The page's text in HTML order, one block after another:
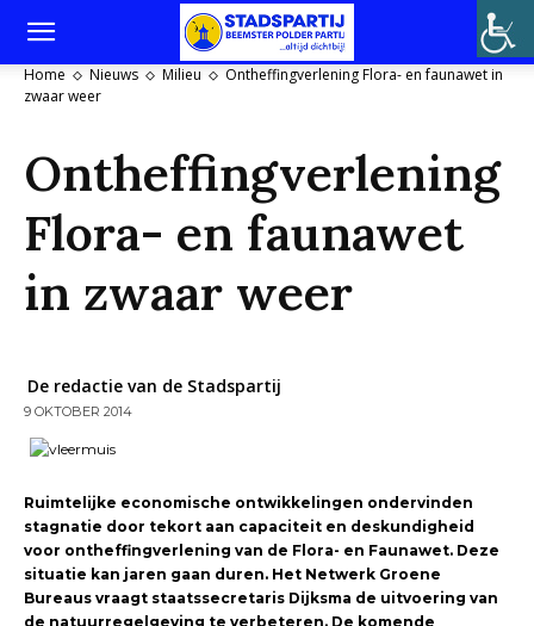
Home Nieuws Milieu
Ontheffingverlening Flora- en faunawet in
zwaar weer
Ontheffingverlening
Flora- en faunawet
in zwaar weer
De redactie van de Stadspartij
9 OKTOBER 2014
Ruimtelijke economische ontwikkelingen ondervinden
stagnatie door tekort aan capaciteit en deskundigheid
voor ontheffingverlening van de Flora- en Faunawet. Deze
situatie kan jaren gaan duren. Het Netwerk Groene
Bureaus vraagt staatssecretaris Dijksma de uitvoering van
de natuurregelgeving te verbeteren. De komende